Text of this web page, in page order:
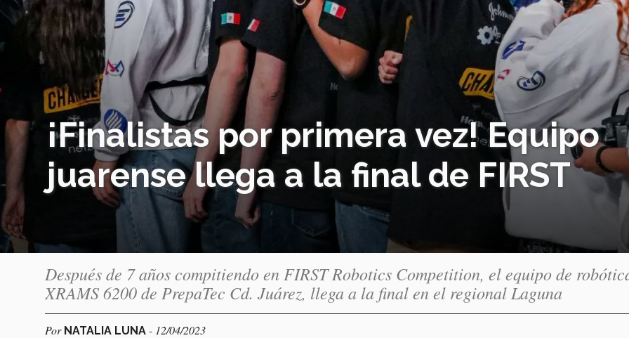
¡Finalistas por primera vez! Equipo
juarense llega a la final de FIRST
Después de 7 años compitiendo en FIRST Robotics Competition, el equipo de
XRAMS 6200 de PrepaTec Cd. Juárez, llega a la final en el regional Laguna
Por NATALIA LUNA - 12/04/2023